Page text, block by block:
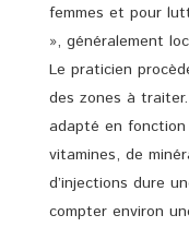
femmes et pour
», généralement
Le praticien
des zones à
adapté en
vitamines, de
d’injections dure
compter environ